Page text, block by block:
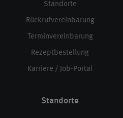
Standorte
Rückrufvereinbarung
Terminvereinbarung
Rezeptbestellung
Karriere / Job-Portal
Standorte